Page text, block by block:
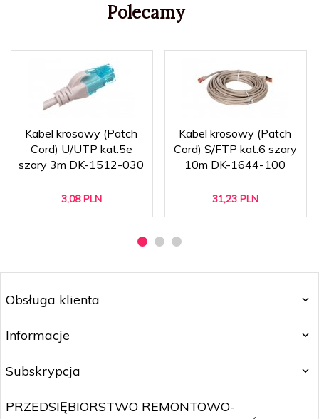
Polecamy
Kabel krosowy (Patch
Cord) U/UTP kat.5e
szary 3m DK-1512-030
3,08 PLN
Kabel krosowy (Patch
Cord) S/FTP kat.6 szary
10m DK-1644-100
31,23 PLN
Obsługa klienta
Informacje
Subskrypcja
PRZEDSIĘBIORSTWO REMONTOWO-